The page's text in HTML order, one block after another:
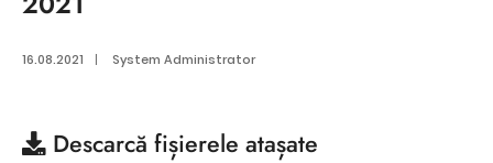
16.08.2021 | System Administrator
Descarcă fișierele atașate